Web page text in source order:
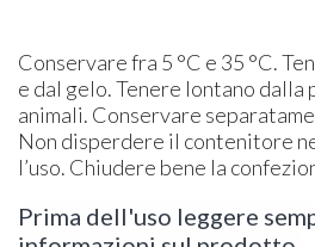
Conservare fra 5 °C e 35 °C.
e dal gelo. Tenere lontano dalla
animali. Conservare
Non disperdere il contenitore
l’uso. Chiudere bene la
Prima dell'uso leggere